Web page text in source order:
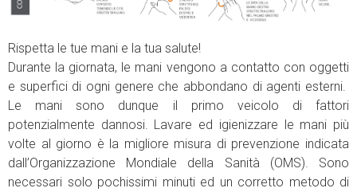
Rispetta le tue mani e la tua salute!
Durante la giornata, le mani vengono a contatto con oggetti
e superfici di ogni genere che abbondano di agenti esterni.
Le mani sono dunque il primo veicolo di fattori
potenzialmente dannosi. Lavare ed igienizzare le mani più
volte al giorno è la migliore misura di prevenzione indicata
dall’Organizzazione Mondiale della Sanità (OMS). Sono
necessari solo pochissimi minuti ed un corretto metodo di